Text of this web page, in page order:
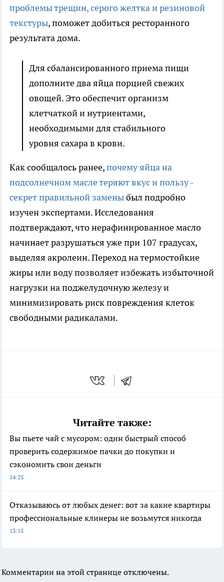
проблемы трещин, серого желтка и резиновой
текстуры, поможет добиться ресторанного
результата дома.
Для сбалансированного приема пищи
дополните два яйца порцией свежих
овощей. Это обеспечит организм
клетчаткой и нутриентами,
необходимыми для стабильного
уровня сахара в крови.
Как сообщалось ранее,почему яйца на
подсолнечном масле теряют вкус и пользу -
секрет правильной заменыбыл подробно
изучен экспертами. Исследования
подтверждают, что нерафинированное масло
начинает разрушаться уже при 107 градусах,
выделяя акролеин. Переход на термостойкие
жиры или воду позволяет избежать избыточной
нагрузки на поджелудочную железу и
минимизировать риск повреждения клеток
свободными радикалами.
Читайте также:
Вы пьете чай с мусором: один быстрый способ
проверить содержимое пачки до покупки и
сэкономить свои деньги
14:25
Отказываюсь от любых денег: вот за какие квартиры
профессиональные клинеры не возьмутся никогда
13:15
Комментарии на этой странице отключены.